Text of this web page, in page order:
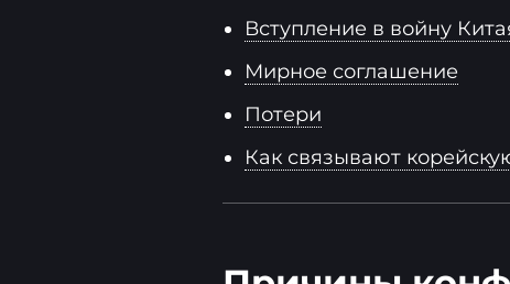
Вступление в войну
Мирное соглашение
Потери
Как связывают